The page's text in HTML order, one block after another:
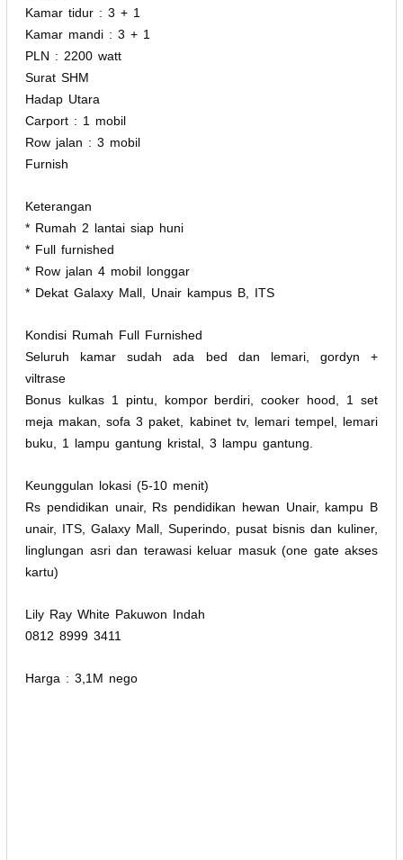
Kamar tidur : 3 + 1
Kamar mandi : 3 + 1
PLN : 2200 watt
Surat SHM
Hadap Utara
Carport : 1 mobil
Row jalan : 3 mobil
Furnish
Keterangan
* Rumah 2 lantai siap huni
* Full furnished
* Row jalan 4 mobil longgar
* Dekat Galaxy Mall, Unair kampus B, ITS
Kondisi Rumah Full Furnished
Seluruh kamar sudah ada bed dan lemari, gordyn +
viltrase
Bonus kulkas 1 pintu, kompor berdiri, cooker hood, 1 set
meja makan, sofa 3 paket, kabinet tv, lemari tempel, lemari
buku, 1 lampu gantung kristal, 3 lampu gantung.
Keunggulan lokasi (5-10 menit)
Rs pendidikan unair, Rs pendidikan hewan Unair, kampu B
unair, ITS, Galaxy Mall, Superindo, pusat bisnis dan kuliner,
linglungan asri dan terawasi keluar masuk (one gate akses
kartu)
Lily Ray White Pakuwon Indah
0812 8999 3411
Harga : 3,1M nego